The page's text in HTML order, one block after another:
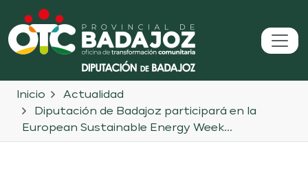
Inicio
Actualidad
Diputación de Badajoz participará en la
European Sustainable Energy Week...